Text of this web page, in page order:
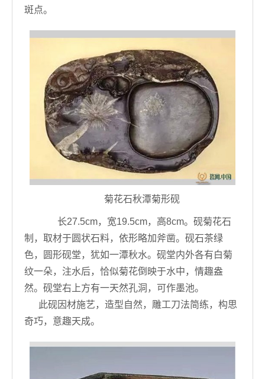
斑点。
菊花石秋潭菊形砚
长27.5cm，宽19.5cm，高8cm。砚菊花石
制，取材于圆状石料，依形略加斧凿。砚石茶绿
色，圆形砚堂，犹如一潭秋水。砚堂内外各有白菊
纹一朵，注水后，恰似菊花倒映于水中，情趣盎
然。砚堂右上方有一天然孔洞，可作墨池。
此砚因材施艺，造型自然，雕工刀法简练，构思
奇巧，意趣天成。